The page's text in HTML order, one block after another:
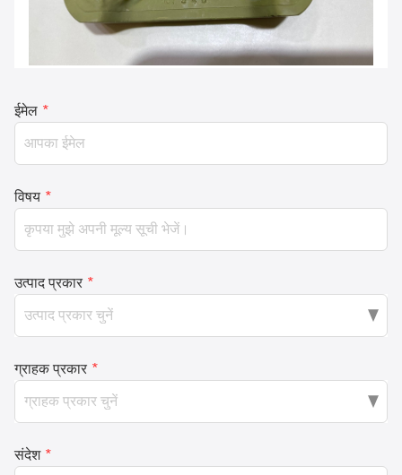
ईमेल *
विषय *
उत्पाद प्रकार *
ग्राहक प्रकार *
संदेश *